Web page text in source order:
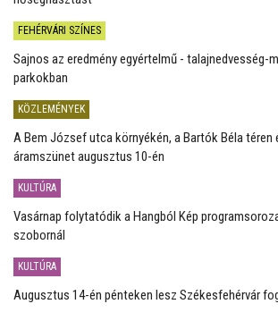
FEHÉRVÁRI SZÍNES
Sajnos az eredmény egyértelmű - talajnedvesség-
parkokban
KÖZLEMÉNYEK
A Bem József utca környékén, a Bartók Béla téren
áramszünet augusztus 10-én
KULTÚRA
Vasárnap folytatódik a Hangból Kép
szobornál
KULTÚRA
Augusztus 14-én pénteken lesz Székesfehérvár